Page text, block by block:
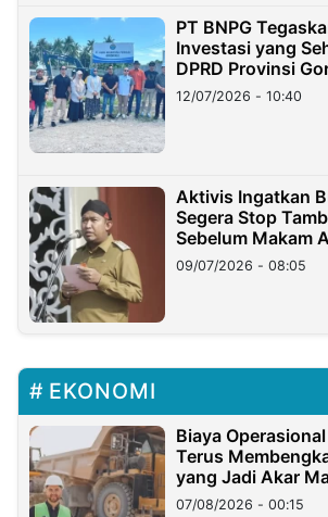
PT BNPG
Investasi yang
DPRD Provinsi
12/07/2026 - 10:40
Aktivis Ingatkan
Segera Stop
Sebelum Makam
Longsor
09/07/2026 - 08:05
EKONOMI
Biaya
Terus
yang Jadi Akar
07/08/2026 - 00:15